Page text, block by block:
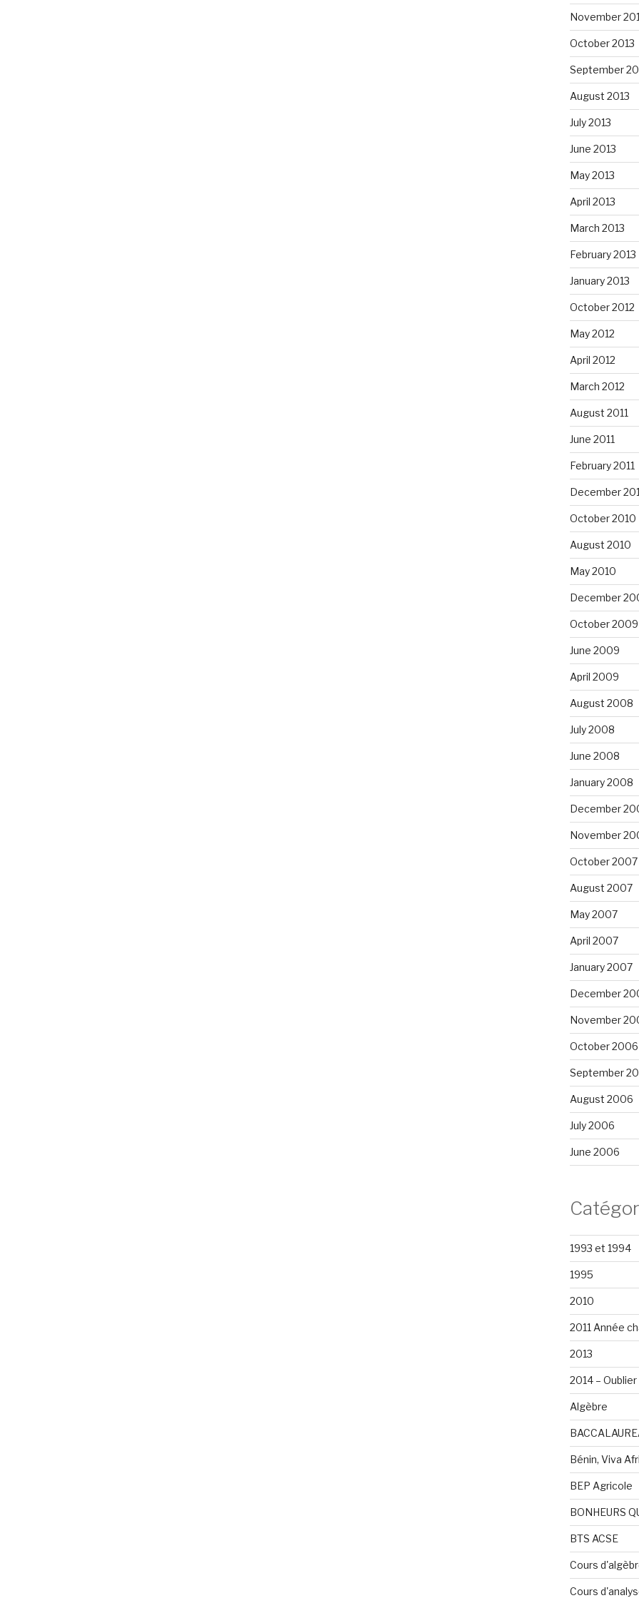
November
October 2013
September
August 2013
July 2013
June 2013
May 2013
April 2013
March 2013
February 2013
January 2013
October 2012
May 2012
April 2012
March 2012
August 2011
June 2011
February 2011
December
October 2010
August 2010
May 2010
December
October 2009
June 2009
April 2009
August 2008
July 2008
June 2008
January 2008
December
November
October 2007
August 2007
May 2007
April 2007
January 2007
December
November
October 2006
September
August 2006
July 2006
June 2006
1993 et 1994
1995
2010
2011 Année
2013
2014 –
Algèbre
Bénin, Viva
BEP Agricole
BONHEURS
BTS ACSE
Cours
Cours